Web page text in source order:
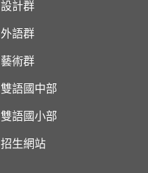
設計群
外語群
藝術群
雙語國中部
雙語國小部
招生網站